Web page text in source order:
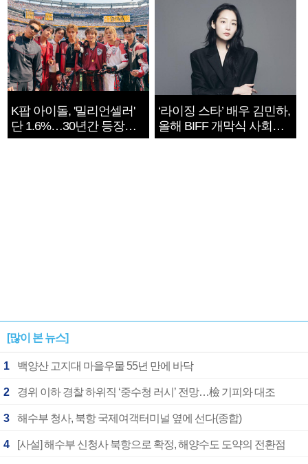
K팝 아이돌, '밀리언셀러'
단 1.6%…30년간 등장
1182개팀 전수조사
‘라이징 스타’ 배우 김민하,
올해 BIFF 개막식 사회자
확정
[많이 본 뉴스]
1 백양산 고지대 마을우물 55년 만에 바닥
2 경위 이하 경찰 하위직 ‘중수청 러시’ 전망…檢 기피와 대조
3 해수부 청사, 북항 국제여객터미널 옆에 선다(종합)
4 [사설] 해수부 신청사 북항으로 확정, 해양수도 도약의 전환점